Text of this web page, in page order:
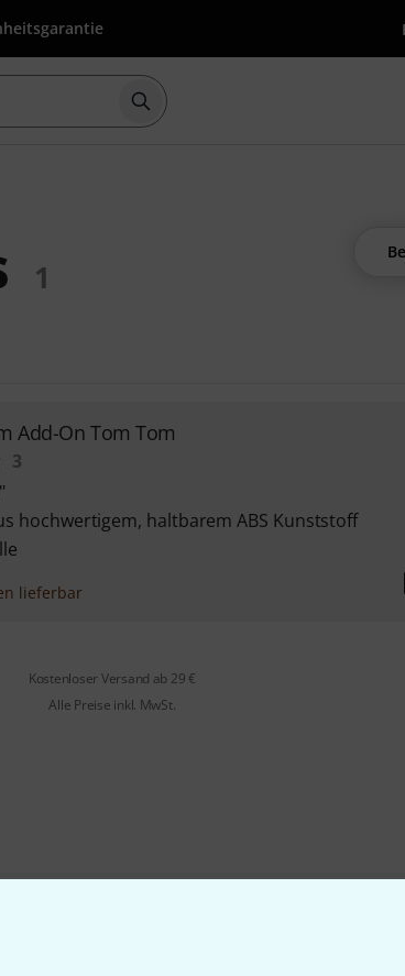
Suche mit Suchwort
1
Add-On Tom Tom
3
hochwertigem, haltbarem ABS Kunststoff
lieferbar
Kostenloser Versand ab 29 €
Alle Preise inkl. MwSt.